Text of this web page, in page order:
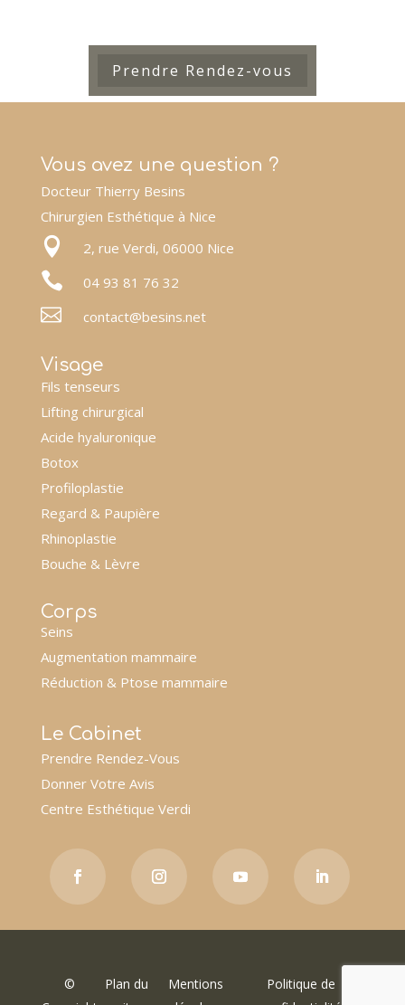
Prendre Rendez-vous
Vous avez une question ?
Docteur Thierry Besins
Chirurgien Esthétique à Nice
 2, rue Verdi, 06000 Nice
 04 93 81 76 32
 contact@besins.net
Visage
Fils tenseurs
Lifting chirurgical
Acide hyaluronique
Botox
Profiloplastie
Regard & Paupière
Rhinoplastie
Bouche & Lèvre
Corps
Seins
Augmentation mammaire
Réduction & Ptose mammaire
Le Cabinet
Prendre Rendez-Vous
Donner Votre Avis
Centre Esthétique Verdi
©
Plan du
Mentions
Politique de